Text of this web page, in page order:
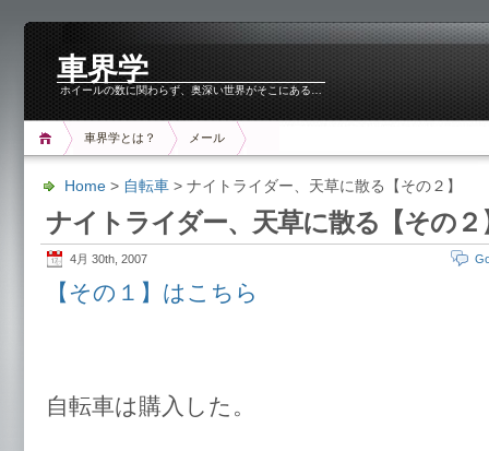
車界学
ホイールの数に関わらず、奥深い世界がそこにある…
車界学とは？ メール
Home > 自転車 > ナイトライダー、天草に散る【その２】
ナイトライダー、天草に散る【その２
4月 30th, 2007
【その１】はこちら
自転車は購入した。